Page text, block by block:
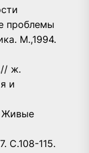
проблемы
М.,1994.
ж.
и
Живые
С.108-115.